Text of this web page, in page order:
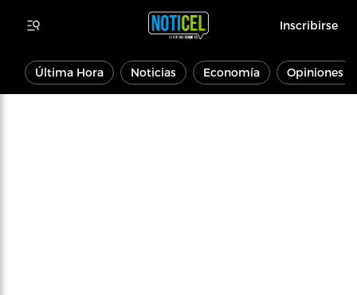
Inscribirse
Última Hora Noticias Economía Opiniones